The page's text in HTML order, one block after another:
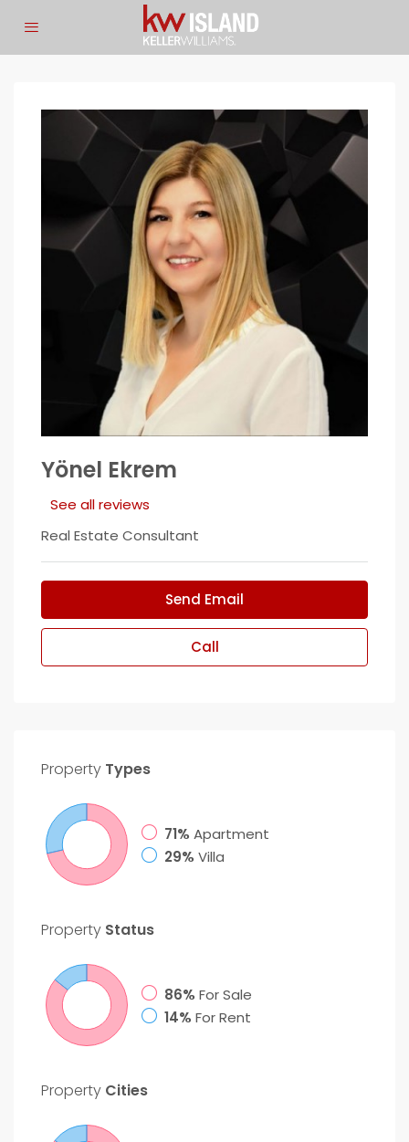
Yönel Ekrem
See all reviews
Real Estate Consultant
Send Email
Call
Property Types
71% Apartment
29% Villa
Property Status
86% For Sale
14% For Rent
Property Cities